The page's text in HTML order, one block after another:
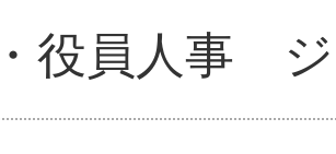
役員人事